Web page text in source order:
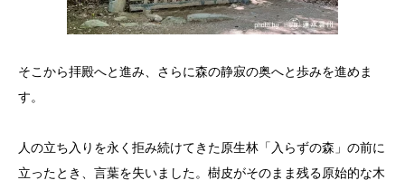
そこから拝殿へと進み、さらに森の静寂の奥へと歩みを進めま
す。
人の立ち入りを永く拒み続けてきた原生林「入らずの森」の前に
立ったとき、言葉を失いました。樹皮がそのまま残る原始的な木